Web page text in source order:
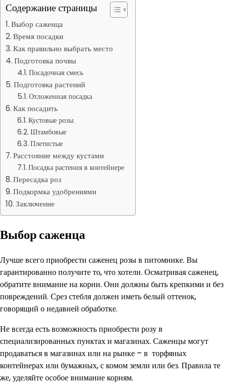
Содержание страницы
Выбор саженца
Время посадки
Как правильно выбрать место
Подготовка почвы
Посадочная смесь
Подготовка растений
Отложенная посадка
Как посадить
Кустовые розы
Штамбовые
Плетистые
Расстояние между кустами
Посадка растения в контейнере
Пересадка роз
Подкормка удобрениями
Заключение
Выбор саженца
Лучше всего приобрести саженец розы в питомнике. Вы
гарантированно получите то, что хотели. Осматривая саженец,
обратите внимание на корни. Они должны быть крепкими и без
повреждений. Срез стебля должен иметь белый оттенок,
говорящий о недавней обработке.
Не всегда есть возможность приобрести розу в
специализированных пунктах и магазинах. Саженцы могут
продаваться в магазинах или на рынке – в торфяных
контейнерах или бумажных, с комом земли или без. Правила те
же, уделяйте особое внимание корням.